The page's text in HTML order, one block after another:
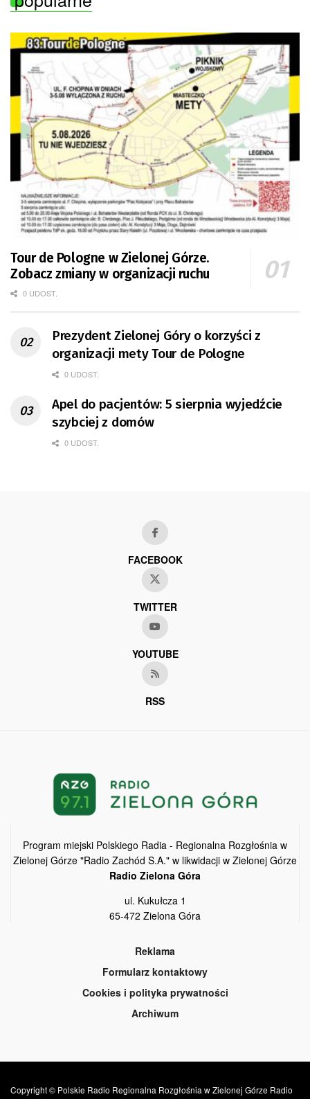
Tour de Pologne w Zielonej Górze.
Zobacz zmiany w organizacji ruchu
0 UDOST.
Prezydent Zielonej Góry o korzyści z
organizacji mety Tour de Pologne
0 UDOST.
Apel do pacjentów: 5 sierpnia wyjedźcie
szybciej z domów
0 UDOST.
FACEBOOK
TWITTER
YOUTUBE
RSS
Program miejski Polskiego Radia - Regionalna Rozgłośnia w
Zielonej Górze "Radio Zachód S.A." w likwidacji w Zielonej Górze
Radio Zielona Góra
ul. Kukułcza 1
65-472 Zielona Góra
Reklama
Formularz kontaktowy
Cookies i polityka prywatności
Archiwum
Copyright © Polskie Radio Regionalna Rozgłośnia w Zielonej Górze Radio